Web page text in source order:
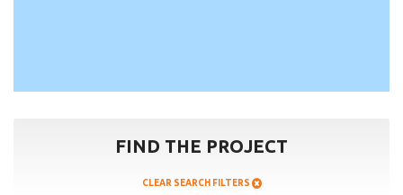
FIND THE PROJECT
CLEAR SEARCH FILTERS